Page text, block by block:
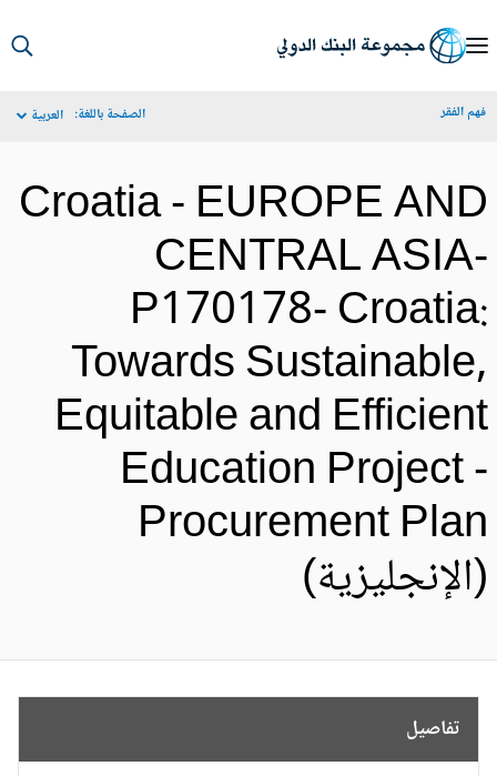
الفقر الصفحة باللغة: العربية
Croatia - EUROPE
CENTRAL
P170178-
Towards
Equitable and
Education Project
Procurement
تفاصيل